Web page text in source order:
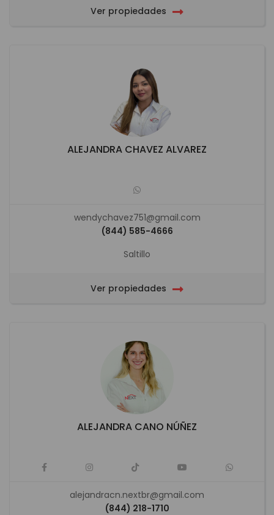
Ver propiedades
ALEJANDRA CHAVEZ ALVAREZ
wendychavez751@gmail.com
(844) 585-4666
Saltillo
Ver propiedades
ALEJANDRA CANO NÚÑEZ
alejandracn.nextbr@gmail.com
(844) 218-1710